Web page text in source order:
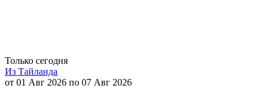
Только сегодня
Из Тайланда
от 01 Авг 2026 по 07 Авг 2026